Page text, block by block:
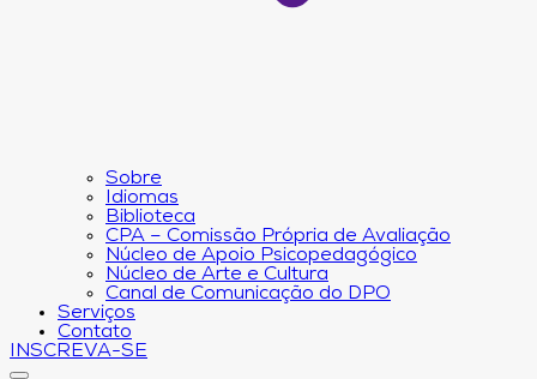
Sobre
Idiomas
Biblioteca
CPA – Comissão Própria de Avaliação
Núcleo de Apoio Psicopedagógico
Núcleo de Arte e Cultura
Canal de Comunicação do DPO
Serviços
Contato
INSCREVA-SE